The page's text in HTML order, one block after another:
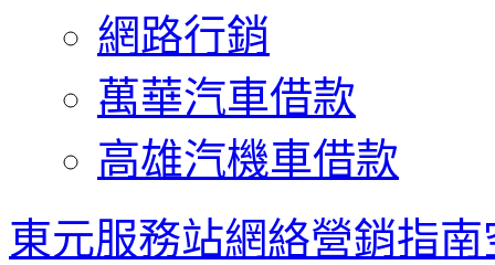
網路行銷
萬華汽車借款
高雄汽機車借款
東元服務站網絡營銷指南